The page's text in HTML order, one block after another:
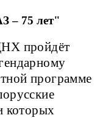
– 75 лет"
пройдёт
программе
которых